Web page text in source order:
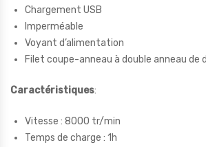
Chargement USB
Imperméable
Voyant d’alimentation
Filet coupe-anneau à double anneau de
Caractéristiques:
Vitesse : 8000 tr/min
Temps de charge : 1h